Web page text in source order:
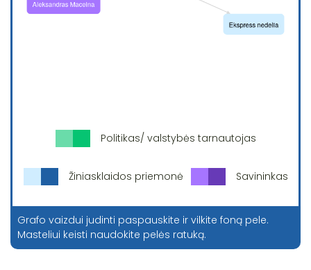
Politikas/ valstybės tarnautojas
Žiniasklaidos priemonė Savininkas
Grafo vaizdui judinti paspauskite ir vilkite foną pele.
Masteliui keisti naudokite pelės ratuką.